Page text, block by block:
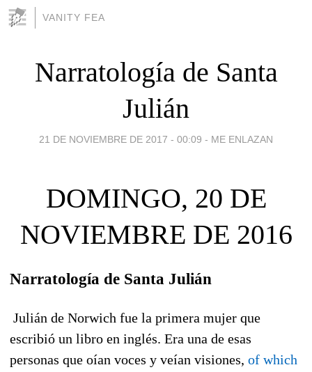
VANITY FEA
Narratología de Santa
Julián
21 DE NOVIEMBRE DE 2017 - 00:09 - ME ENLAZAN
DOMINGO, 20 DE
NOVIEMBRE DE 2016
Narratología de Santa Julián
Julián de Norwich fue la primera mujer que
escribió un libro en inglés. Era una de esas
personas que oían voces y veían visiones, of which